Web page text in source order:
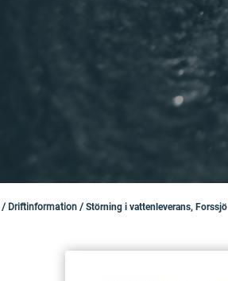
/ Driftinformation / Störning i vattenleverans, Forssjö